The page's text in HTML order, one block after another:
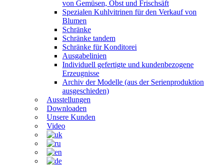
von Gemüsen, Obst und Frischsäft
Spezialen Kuhlvitrinen für den Verkauf von
Blumen
Schränke
Schränke tandem
Schränke für Konditorei
Ausgabelinien
Individuell gefertigte und kundenbezogene
Erzeugnisse
Archiv der Modelle (aus der Serienproduktion
ausgeschieden)
Ausstellungen
Downloaden
Unsere Kunden
Video